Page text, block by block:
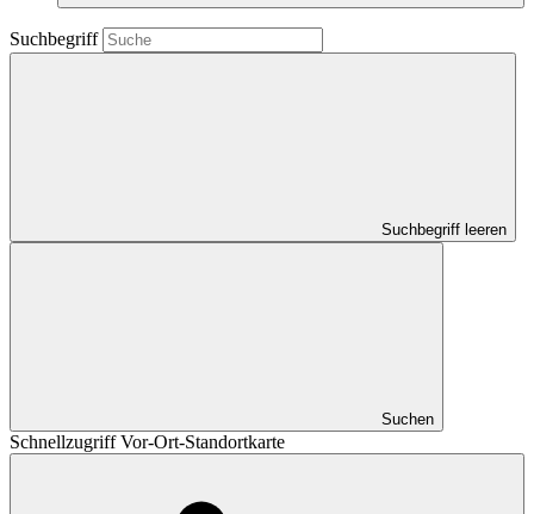
Suchbegriff
Suchbegriff leeren
Suchen
Schnellzugriff Vor-Ort-Standortkarte